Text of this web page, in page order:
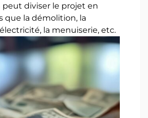
peut diviser le projet en
que la démolition, la
la menuiserie, etc.